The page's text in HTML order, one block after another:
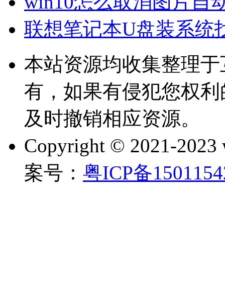
联想笔记本U盘装系统
本站资源均收集整理
有，如果有侵犯您权
及时撤销相应资源。
Copyright © 2021-2023
案号： 粤ICP备